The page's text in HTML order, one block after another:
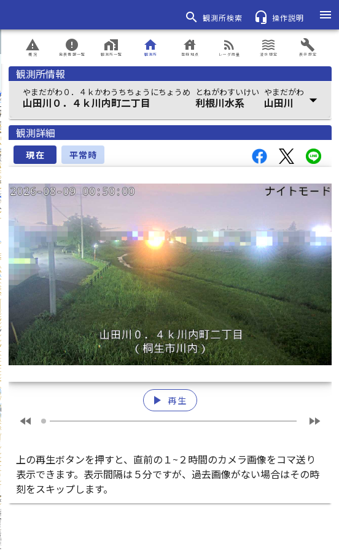
search 観測所検索 headset_mic 操作説明
menu
概況
report_problem
発表情報一覧
error
観測所一覧
home_work
観測所
home
登録地点
house
レーダ雨量
rss_feed
浸水想定
waves
表示設定
build
観測所情報
やまだがわ０．４ｋかわうちちょうにちょうめ
山田川０．４ｋ川内町二丁目
とねがわすいけい
利根川水系
やまだがわ
山田川 arrow_drop_down
観測詳細
現在 平常時
play_arrow 再生
fast_rewind fast_forward
上の再生ボタンを押すと、直前の１~２時間のカメラ画像をコマ送り
表示できます。表示間隔は５分ですが、過去画像がない場合はその時
刻をスキップします。